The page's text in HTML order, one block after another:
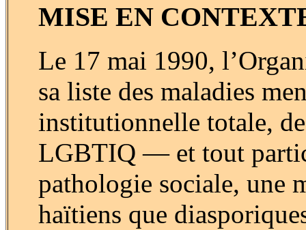
MISE EN
Le 17 mai 1990,
sa liste des maladies
institutionnelle totale,
LGBTIQ — et tout
pathologie sociale, une
haïtiens que